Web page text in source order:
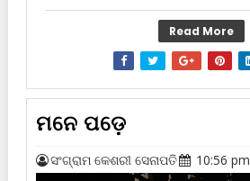
Read More
ମନେ ପଡ଼େ
ସଂଗ୍ରାମ କେଶରୀ ସେନାପତି 10:56 pm